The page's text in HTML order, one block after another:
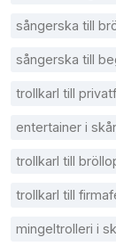
sångerska till
sångerska till
trollkarl till
entertainer i
trollkarl till
trollkarl till
mingeltrolleri i